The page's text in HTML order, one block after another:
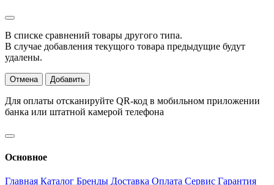
В списке сравнений товары другого типа.
В случае добавления текущого товара предыдущие будут
удалены.
Отмена Добавить
Для оплаты отсканируйте QR-код в мобильном приложении
банка или штатной камерой телефона
Основное
Главная Каталог Бренды Доставка Оплата Сервис Гарантия